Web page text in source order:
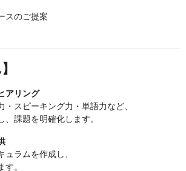
スのご提案
アリング
・スピーキング力・単語力など、
課題を明確化します。
ュラムを作成し、
す。